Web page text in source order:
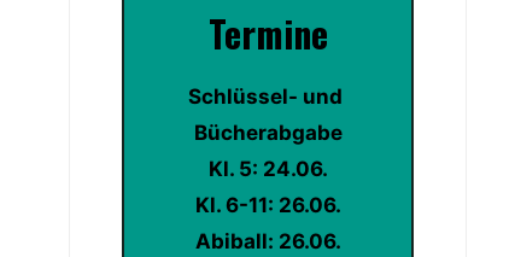
Termine
Schlüssel- und
Bücherabgabe
Kl. 5: 24.06.
Kl. 6-11: 26.06.
Abiball: 26.06.